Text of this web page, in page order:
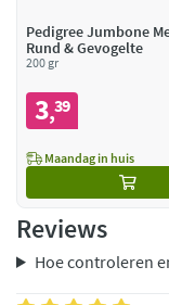
Pedigree Jumbone
Rund & Gevogelte
200 gr
3,39
Maandag in huis
Reviews
Hoe controleren